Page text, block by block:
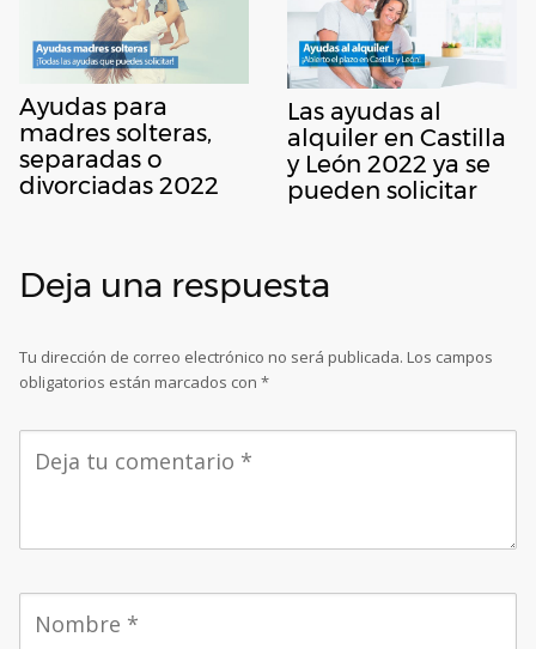
Ayudas para
madres solteras,
separadas o
divorciadas 2022
Las ayudas al
alquiler en Castilla
y León 2022 ya se
pueden solicitar
Deja una respuesta
Tu dirección de correo electrónico no será publicada. Los campos
obligatorios están marcados con *